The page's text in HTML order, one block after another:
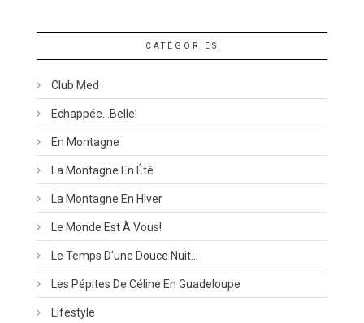
CATÉGORIES
Club Med
Echappée…belle!
En Montagne
La Montagne En Été
La Montagne En Hiver
Le Monde Est À Vous!
Le Temps D'une Douce Nuit…
Les Pépites De Céline En Guadeloupe
Lifestyle